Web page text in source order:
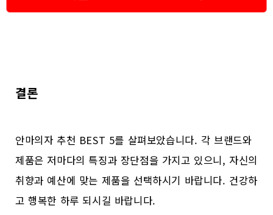
결론
안마의자 추천 BEST 5를 살펴보았습니다. 각 브랜드와
제품은 저마다의 특징과 장단점을 가지고 있으니, 자신의
취향과 예산에 맞는 제품을 선택하시기 바랍니다. 건강하
고 행복한 하루 되시길 바랍니다.